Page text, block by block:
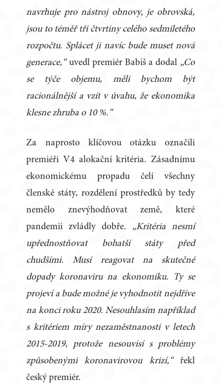
navrhuje pro nástroj obnovy, je obrovská,
jsou to téměř tři čtvrtiny celého sedmiletého
rozpočtu. Splácet ji navíc bude muset nová
generace,“uvedl premiér Babiš a dodal „Co
se týče objemu, měli bychom být
racionálnější a vzít v úvahu, že ekonomika
klesne zhruba o 10 %.“
Za naprosto klíčovou otázku označili
premiéři V4 alokační kritéria. Zásadnímu
ekonomickému propadu čelí všechny
členské státy, rozdělení prostředků by tedy
nemělo znevýhodňovat země, které
pandemii zvládly dobře. „Kritéria nesmí
upřednostňovat bohatší státy před
chudšími. Musí reagovat na skutečné
dopady koronaviru na ekonomiku. Ty se
projeví a bude možné je vyhodnotit nejdříve
na konci roku 2020. Nesouhlasím například
s kritériem míry nezaměstnanosti v letech
2015-2019, protože nesouvisí s problémy
způsobenými koronavirovou krizí,“řekl
český premiér.